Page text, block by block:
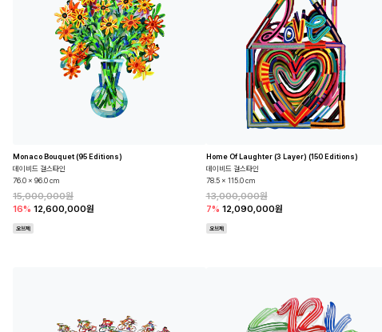
Monaco Bouquet (95 Editions)
데이비드 걸스타인
76.0 x 96.0 cm
15,000,000원
16% 12,600,000원
오브제
Home Of Laughter (3 Layer) (150 Editions)
데이비드 걸스타인
78.5 x 115.0 cm
13,000,000원
7% 12,090,000원
오브제